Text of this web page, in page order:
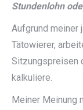
Stundenlohn
Aufgrund meiner
Tätowierer,
Sitzungspreisen
kalkuliere.
Meiner Meinung